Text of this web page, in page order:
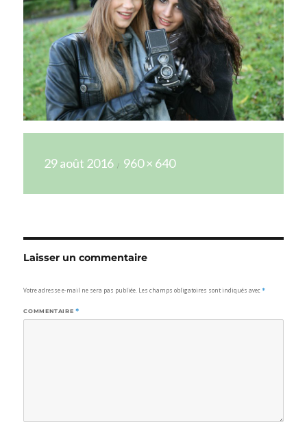
le
29 août 2016
réelle
960 × 640
Laisser un commentaire
Votre adresse e-mail ne sera pas publiée. Les champs obligatoires sont indiqués avec*
COMMENTAIRE *